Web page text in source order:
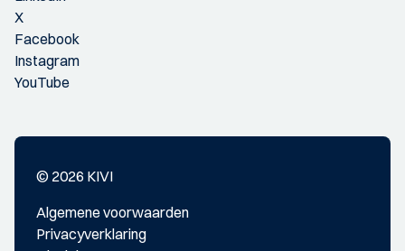
X
Facebook
Instagram
YouTube
© 2026 KIVI
Algemene voorwaarden
Privacyverklaring